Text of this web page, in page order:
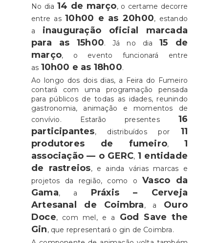
No dia 14 de março, o certame decorre
entre as10h00 e as 20h00, estando
a inauguração oficial marcada
para as 15h00. Já no dia15 de
março, o evento funcionará entre
as 10h00 e as 18h00.
Ao longo dos dois dias, a Feira do Fumeiro
contará com uma programação pensada
para públicos de todas as idades, reunindo
gastronomia, animação e momentos de
convívio. Estarão presentes 16
participantes, distribuídos por 11
produtores de fumeiro, 1
associação — o GERC, 1 entidade
de rastreios, e ainda várias marcas e
projetos da região, como oVasco da
Gama, a Práxis – Cerveja
Artesanal de Coimbra, a Ouro
Doce, com mel, e a God Save the
Gin, que representará o gin de Coimbra.